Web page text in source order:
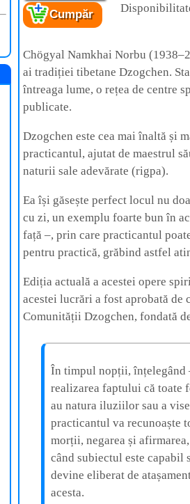
Cartea:Yoga visului și
Editura:Herald
Cumpăr
Chögyal Namkhai Norbu
ai tradiției tibetane Dzogchen.
întreaga lume, o rețea de centre
publicate.
Dzogchen este cea mai înaltă și
practicantul, ajutat de maestrul
naturii sale adevărate (rigpa).
Ea își găsește perfect locul nu
cu zi, un exemplu foarte bun în
față –, prin care practicantul
pentru practică, grăbind astfel
Ediția actuală a acestei opere
acestei lucrări a fost aprobată
Comunității Dzogchen, fondată
În timpul nopții, înțelegând
realizarea faptului că toate
au natura iluziilor sau a
practicantul va recunoaște
morții, negarea și
când subiectul este
devine eliberat de
acesta.